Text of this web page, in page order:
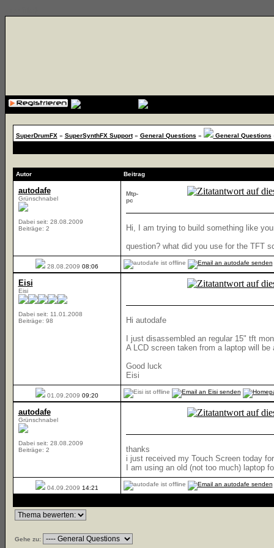
SuperDrumFX» SuperSynthFX Support» General Questions » General Questions
Autor Beitrag
autodafe
Grünschnabel
Dabei seit: 28.08.2009
Beiträge: 2
Mtp-
pc
Hi, I am trying to build something like
question? what did you use for the TFT
28.08.2009 08:06
Eisi
Eisi
Dabei seit: 11.01.2008
Beiträge: 98
Hi autodafe
I just disassembled an regular 15" tft
A LCD screen taken from a laptop will
Good luck
Eisi
01.09.2009 09:20
autodafe
Grünschnabel
Dabei seit: 28.08.2009
Beiträge: 2
thanks
i just received my Touch Screen today
I am using an old (not too much) laptop
04.09.2009 14:21
Gehe zu: